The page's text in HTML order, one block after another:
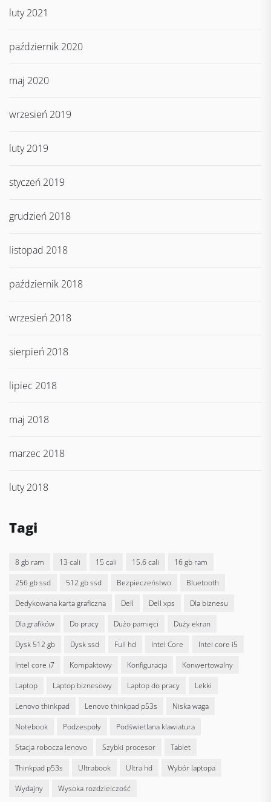
luty 2021
październik 2020
maj 2020
wrzesień 2019
luty 2019
styczeń 2019
grudzień 2018
listopad 2018
październik 2018
wrzesień 2018
sierpień 2018
lipiec 2018
maj 2018
marzec 2018
luty 2018
Tagi
8 gb ram 13 cali 15 cali 15.6 cali
16 gb ram
256 gb ssd
512 gb ssd bezpieczeństwo
bluetooth
dedykowana karta graficzna
Dell dell xps
dla biznesu
dla grafików
do pracy dużo pamięci
duży ekran
dysk 512 gb
dysk ssd full hd Intel Core
intel core i5
intel core i7
kompaktowy konfiguracja
konwertowalny
laptop
laptop biznesowy laptop do pracy
lekki
lenovo thinkpad
lenovo thinkpad p53s
niska waga
notebook
podzespoły
podświetlana klawiatura
stacja robocza lenovo
szybki procesor
tablet
thinkpad p53s
ultrabook ultra hd
wybór laptopa
wydajny
wysoka rozdzielczość